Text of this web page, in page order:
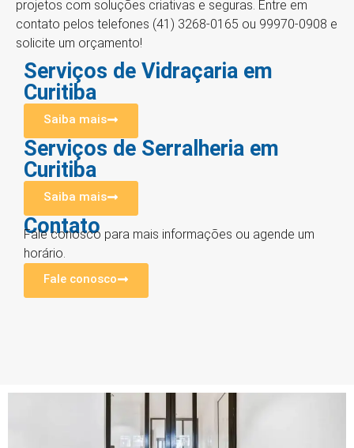
projetos com soluções criativas e seguras. Entre em
contato pelos telefones (41) 3268-0165 ou 99970-0908 e
solicite um orçamento!
Serviços de Vidraçaria em
Curitiba
Saiba mais
Serviços de Serralheria em
Curitiba
Saiba mais
Contato
Fale conosco para mais informações ou agende um
horário.
Fale conosco